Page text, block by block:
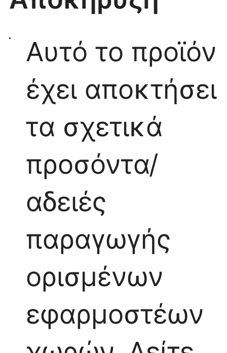
Αυτό το προϊόν
έχει αποκτήσει
τα σχετικά
προσόντα/
αδειές
παραγωγής
ορισμένων
εφαρμοστέων